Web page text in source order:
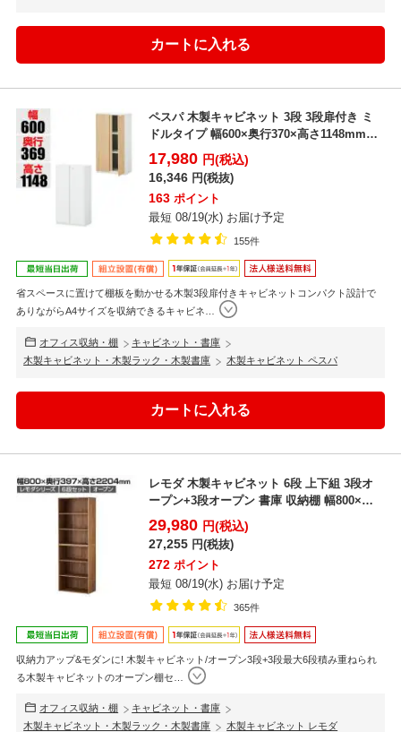
ペスパ 木製キャビネット 3段 3段扉付き ミ
ドルタイプ 幅600×奥行370×高さ1148mm
【...
17,980 円(税込)
16,346 円(税抜)
163 ポイント
最短 08/19(水) お届け予定
155件
省スペースに置けて棚板を動かせる木製3段扉付きキャビネットコンパクト設計で
ありながらA4サイズを収納できるキャビネ…
オフィス収納・棚
キャビネット・書庫
木製キャビネット・木製ラック・木製書庫
木製キャビネット ペスパ
レモダ 木製キャビネット 6段 上下組 3段オ
ープン+3段オープン 書庫 収納棚 幅800×奥
行39...
29,980 円(税込)
27,255 円(税抜)
272 ポイント
最短 08/19(水) お届け予定
365件
収納力アップ&モダンに! 木製キャビネット/オープン3段+3段最大6段積み重ねられ
る木製キャビネットのオープン棚セ
オフィス収納・棚
キャビネット・書庫
木製キャビネット・木製ラック・木製書庫
木製キャビネット レモダ